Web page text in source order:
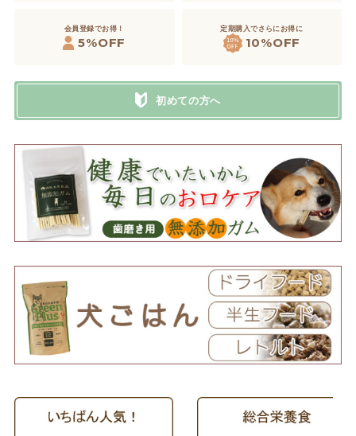
会員登録でお得！
5%OFF
定期購入でさらにお得に
10%OFF
初めての方へ